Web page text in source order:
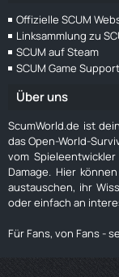
Offizielle SCUM
Linksammlung zu
SCUM auf Steam
SCUM Game Support
Über uns
ScumWorld.de ist
das Open-World-
vom
Damage. Hier
austauschen, ihr
oder einfach an
Für Fans, von Fans -